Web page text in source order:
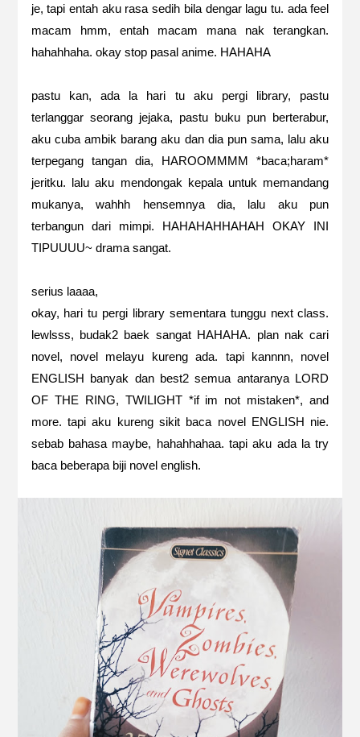
je, tapi entah aku rasa sedih bila dengar lagu tu. ada feel
macam hmm, entah macam mana nak terangkan.
hahahhaha. okay stop pasal anime. HAHAHA
pastu kan, ada la hari tu aku pergi library, pastu
terlanggar seorang jejaka, pastu buku pun berterabur,
aku cuba ambik barang aku dan dia pun sama, lalu aku
terpegang tangan dia, HAROOMMMM *baca;haram*
jeritku. lalu aku mendongak kepala untuk memandang
mukanya, wahhh hensemnya dia, lalu aku pun
terbangun dari mimpi. HAHAHAHHAHAH OKAY INI
TIPUUUU~ drama sangat.
serius laaaa,
okay, hari tu pergi library sementara tunggu next class.
lewlsss, budak2 baek sangat HAHAHA. plan nak cari
novel, novel melayu kureng ada. tapi kannnn, novel
ENGLISH banyak dan best2 semua antaranya LORD
OF THE RING, TWILIGHT *if im not mistaken*, and
more. tapi aku kureng sikit baca novel ENGLISH nie.
sebab bahasa maybe, hahahhahaa. tapi aku ada la try
baca beberapa biji novel english.